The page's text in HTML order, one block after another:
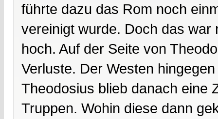
führte dazu das Rom noch
vereinigt wurde. Doch das war
hoch. Auf der Seite von
Verluste. Der Westen
Theodosius blieb danach eine
Truppen. Wohin diese dann